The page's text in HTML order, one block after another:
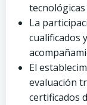
La
cualificados
El
evaluación
certificados